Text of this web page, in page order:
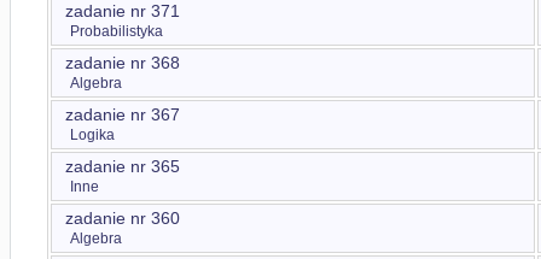
zadanie nr 371
Probabilistyka
zadanie nr 368
Algebra
zadanie nr 367
Logika
zadanie nr 365
Inne
zadanie nr 360
Algebra